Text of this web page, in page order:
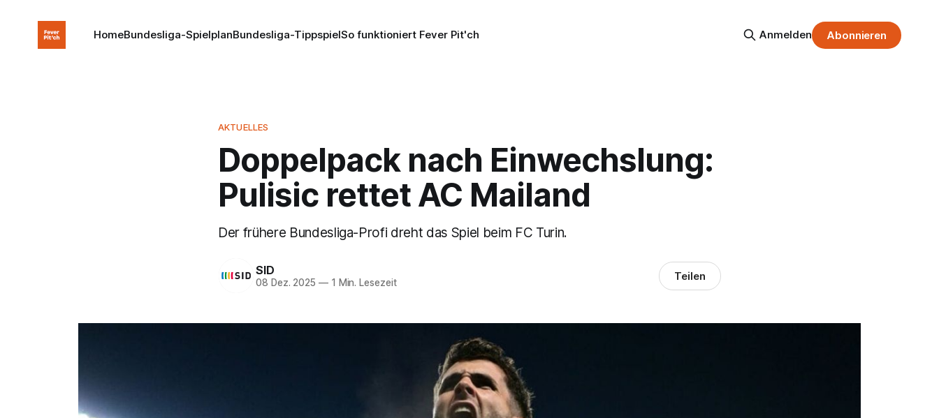
HomeBundesliga-SpielplanBundesliga-TippspielSo funktioniert Fever Pit'ch Anmelden Abonnieren
AKTUELLES
Doppelpack nach Einwechslung:
Pulisic rettet AC Mailand
Der frühere Bundesliga-Profi dreht das Spiel beim FC Turin.
SID
08 Dez. 2025 —1 Min. Lesezeit Teilen